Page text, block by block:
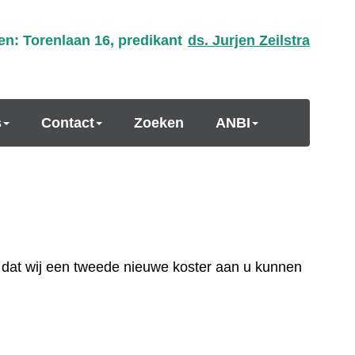
Torenlaan 16, predikant ds. Jurjen Zeilstra
Contact Zoeken ANBI
wij een tweede nieuwe koster aan u kunnen